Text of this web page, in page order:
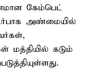
கேம்பெட்
அண்மையில்
மத்தியில் கடும்